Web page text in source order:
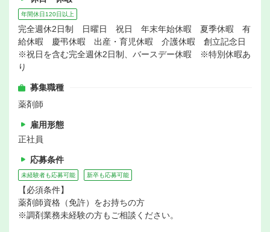
年間休日120日以上
完全週休2日制 日曜日 祝日 年末年始休暇 夏季休暇 有
給休暇 慶弔休暇 出産・育児休暇 介護休暇 創立記念日
※祝日を含む完全週休2日制、バースデー休暇 ※特別休暇あ
り
募集職種
薬剤師
雇用形態
正社員
応募条件
未経験者も応募可能 新卒も応募可能
【必須条件】
薬剤師資格（免許）をお持ちの方
※調剤業務未経験の方もご相談ください。